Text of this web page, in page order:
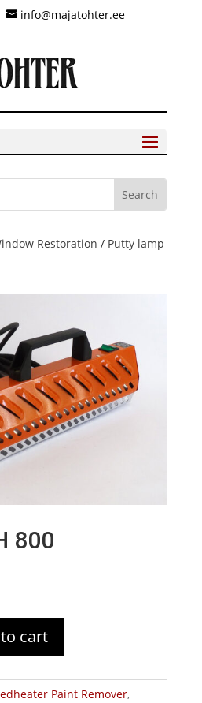
info@majatohter.ee
Restoration / Putty lamp
800
cart
Paint Remover,